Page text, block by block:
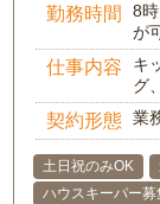
勤務時間
8
が
仕事内容
キ
グ
契約形態 業
土日祝のみOK
ハウスキーパー募